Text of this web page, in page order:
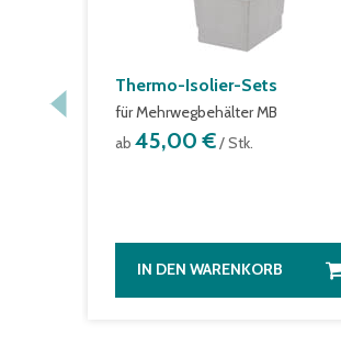
Thermo-Isolier-Sets
für Mehrwegbehälter MB
ab 45,00 €/ Stk.
IN DEN WARENKORB